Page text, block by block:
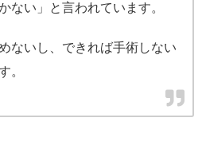
ない」と言われています。
ないし、できれば手術しない
。